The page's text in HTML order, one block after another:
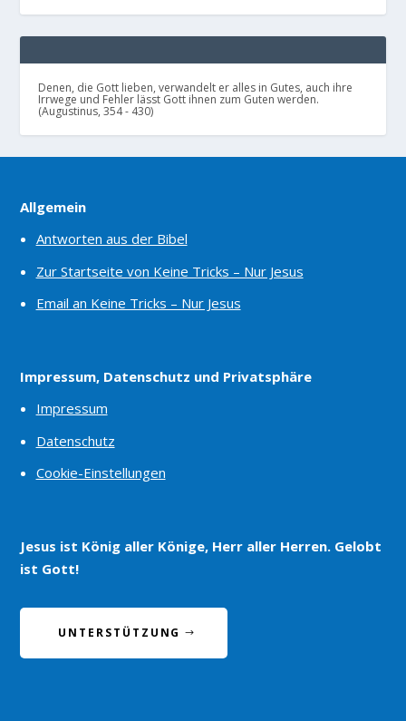
Denen, die Gott lieben, verwandelt er alles in Gutes, auch ihre
Irrwege und Fehler lässt Gott ihnen zum Guten werden.
(Augustinus, 354 - 430)
Allgemein
Antworten aus der Bibel
Zur Startseite von Keine Tricks – Nur Jesus
Email an Keine Tricks – Nur Jesus
Impressum, Datenschutz und Privatsphäre
Impressum
Datenschutz
Cookie-Einstellungen
Jesus ist König aller Könige, Herr aller Herren. Gelobt
ist Gott!
UNTERSTÜTZUNG